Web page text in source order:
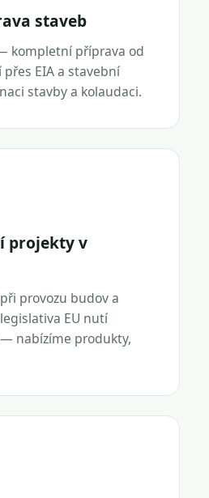
staveb
kompletní příprava od
EIA a stavební
stavby a kolaudaci.
projekty v
provozu budov a
EU nutí
nabízíme produkty,